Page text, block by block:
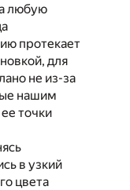
любую
протекает
для
не из-за
нашим
точки
в узкий
цвета